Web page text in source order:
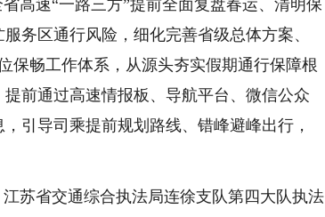
高速“一路三方”提前全面复盘春运、清明保
务区通行风险，细化完善省级总体方案、
保畅工作体系，从源头夯实假期通行保障根
前通过高速情报板、导航平台、微信公众
引导司乘提前规划路线、错峰避峰出行，
苏省交通综合执法局连徐支队第四大队执法